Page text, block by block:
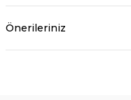
Önerileriniz